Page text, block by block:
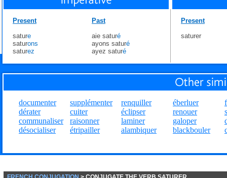
Present
sature
saturons
saturez
Past
aie saturé
ayons saturé
ayez saturé
Present
saturer
documenter
dérater
communaliser
désocialiser
supplémenter
cuiter
raisonner
étripailler
renquiller
éclipser
laminer
alambiquer
éberluer
renouer
galoper
blackbouler